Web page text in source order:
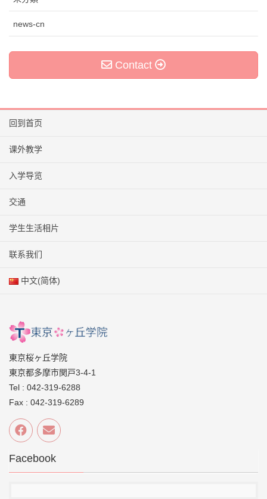
news-cn
Contact
回到首页
课外教学
入学导览
交通
学生生活相片
联系我们
中文(简体)
東京桜ヶ丘学院
東京都多摩市関戸3-4-1
Tel : 042-319-6288
Fax : 042-319-6289
Facebook